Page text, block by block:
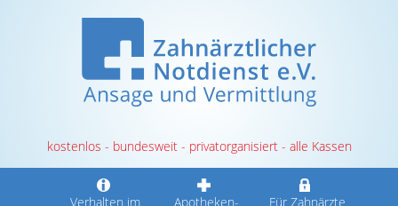
kostenlos - bundesweit - privatorganisiert - alle Kassen
Verhalten im
Apotheken-
Für Zahnärzte